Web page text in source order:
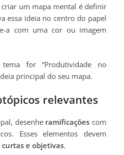
um mapa mental é definir
essa ideia no centro do papel
a com uma cor ou imagem
for “Produtividade no
principal do seu mapa.
relevantes
desenhe ramificações com
Esses elementos devem
e objetivas.